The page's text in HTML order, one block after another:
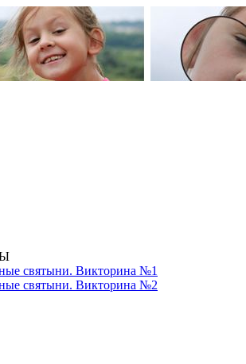
святыни. Викторина №1
святыни. Викторина №2